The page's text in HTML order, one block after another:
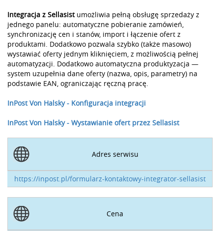
Integracja z Sellasistumożliwia pełną obsługę sprzedaży z
jednego panelu: automatyczne pobieranie zamówień,
synchronizację cen i stanów, import i łączenie ofert z
produktami. Dodatkowo pozwala szybko (także masowo)
wystawiać oferty jednym kliknięciem, z możliwością pełnej
automatyzacji. Dodatkowo automatyczna produktyzacja —
system uzupełnia dane oferty (nazwa, opis, parametry) na
podstawie EAN, ograniczając ręczną pracę.
InPost Von Halsky - Konfiguracja integracji
InPost Von Halsky - Wystawianie ofert przez Sellasist
Adres serwisu
https://inpost.pl/formularz-kontaktowy-integrator-sellasist
Cena